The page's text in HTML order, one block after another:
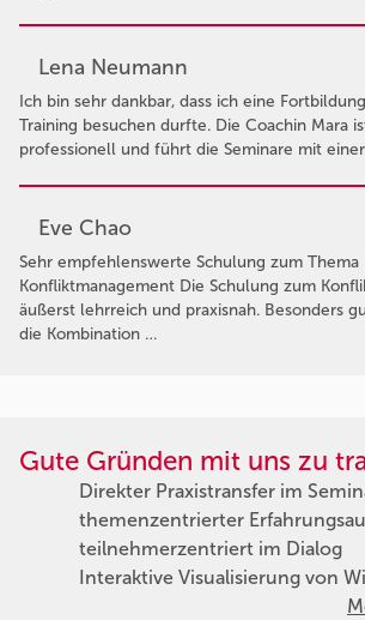
Lena Neumann
Ich bin sehr dankbar, dass ich eine
Training besuchen durfte. Die Coachin Mara
professionell und führt die Seminare mit
Eve Chao
Sehr empfehlenswerte Schulung zum Thema
Konfliktmanagement Die Schulung zum
äußerst lehrreich und praxisnah. Besonders
die Kombination …
Gute Gründen mit uns zu
Direkter Praxistransfer im
themenzentrierter
teilnehmerzentriert im Dialog
Interaktive Visualisierung von